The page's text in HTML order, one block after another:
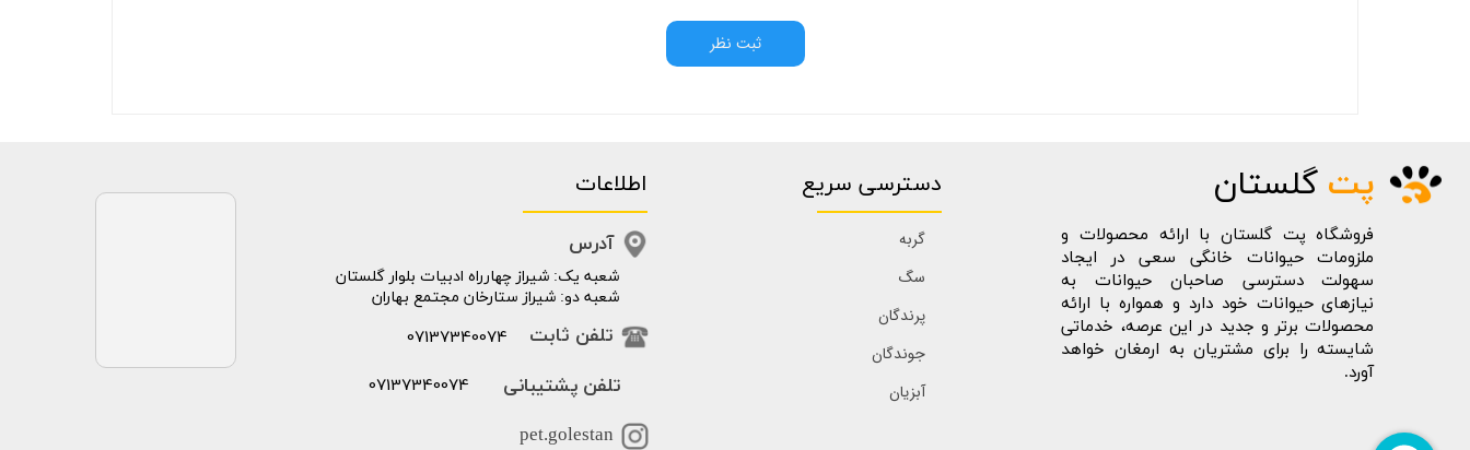
ثبت نظر
پت گلستان
فروشگاه پت گلستان با ارائه محصولات و
ملزومات حیوانات خانگی سعی در ایجاد
سهولت دسترسی صاحبان حیوانات به
نیازهای حیوانات خود دارد و همواره با ارائه
محصولات برتر و جدید در این عرصه، خدماتی
شایسته را برای مشتریان به ارمغان خواهد
آورد.
دسترسی سریع
گربه
سگ
پرندگان
جوندگان
آبزیان
​​شعبه یک: شیراز چهارراه ادبیات بلوار گلستان
شعبه دو: شیراز ستارخان مجتمع بهاران
اطلاعات
آدرس
تلفن ثابت 07137340074
pet.golestan
تلفن پشتیبانی 07137340074